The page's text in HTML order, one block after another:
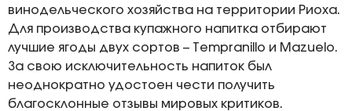
винодельческого хозяйства на территории Риоха.
Для производства купажного напитка отбирают
лучшие ягоды двух сортов – Tempranillo и Mazuelo.
За свою исключительность напиток был
неоднократно удостоен чести получить
благосклонные отзывы мировых критиков.